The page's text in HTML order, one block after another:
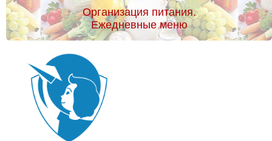
Организация питания.
Ежедневные меню